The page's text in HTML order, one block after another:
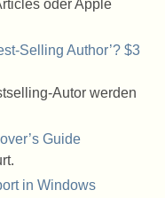
oder Apple
Selling Author’? $3
Autor werden
Guide
in Windows